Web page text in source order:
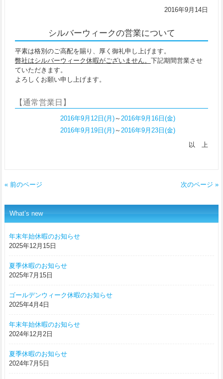
2016年9月14日
シルバーウィークの営業について
平素は格別のご高配を賜り、厚く御礼申し上げます。
弊社はシルバーウィーク休暇がございません。 下記期間営業させ
ていただきます。
よろしくお願い申し上げます。
【通常営業日】
2016年9月12日(月)～ 2016年9月16日(金)
2016年9月19日(月)～ 2016年9月23日(金)
以 上
« 前のページ 次のページ »
What’s new
年末年始休暇のお知らせ
2025年12月15日
夏季休暇のお知らせ
2025年7月15日
ゴールデンウィーク休暇のお知らせ
2025年4月4日
年末年始休暇のお知らせ
2024年12月2日
夏季休暇のお知らせ
2024年7月5日